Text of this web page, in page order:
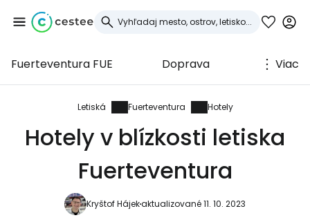
Fuerteventura FUE Doprava Viac
Letiská Fuerteventura Hotely
Hotely v blízkosti letiska
Fuerteventura
Kryštof Hájekaktualizované 11. 10. 2023
Prihláste sa do
služby Cestee
... celosvetovej komunity cestovateľov